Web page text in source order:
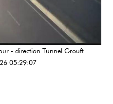
- direction Tunnel Grouft
05:29:07